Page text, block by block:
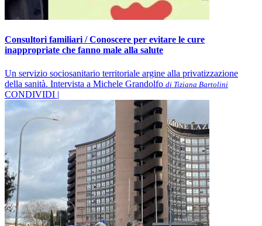
Consultori familiari / Conoscere per evitare le cure
inappropriate che fanno male alla salute
Un servizio sociosanitario territoriale argine alla privatizzazione
della sanità. Intervista a Michele Grandolfo di Tiziana Bartolini
CONDIVIDI |